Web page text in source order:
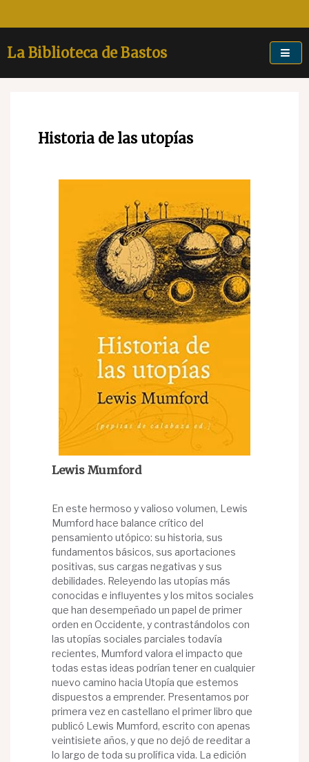
La Biblioteca de Bastos
Historia de las utopías
Lewis Mumford
En este hermoso y valioso volumen, Lewis
Mumford hace balance crítico del
pensamiento utópico: su historia, sus
fundamentos básicos, sus aportaciones
positivas, sus cargas negativas y sus
debilidades. Releyendo las utopías más
conocidas e influyentes y los mitos sociales
que han desempeñado un papel de primer
orden en Occidente, y contrastándolos con
las utopías sociales parciales todavía
recientes, Mumford valora el impacto que
todas estas ideas podrían tener en cualquier
nuevo camino hacia Utopía que estemos
dispuestos a emprender. Presentamos por
primera vez en castellano el primer libro que
publicó Lewis Mumford, escrito con apenas
veintisiete años, y que no dejó de reeditar a
lo largo de toda su prolífica vida. La edición